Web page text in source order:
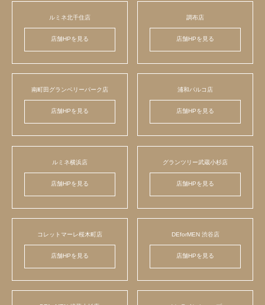
ルミネ北千住店
店舗HPを見る
調布店
店舗HPを見る
南町田グランベリーパーク店
店舗HPを見る
浦和パルコ店
店舗HPを見る
ルミネ横浜店
店舗HPを見る
グランツリー武蔵小杉店
店舗HPを見る
コレットマーレ桜木町店
店舗HPを見る
DEforMEN 渋谷店
店舗HPを見る